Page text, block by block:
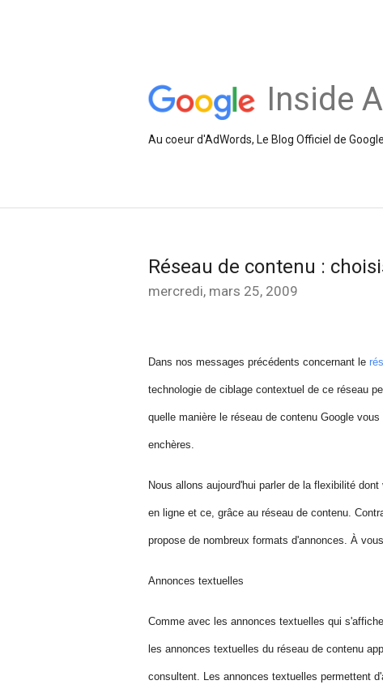
Inside
Au coeur d'AdWords, Le Blog Officiel de
Réseau de contenu :
mercredi, mars 25, 2009
Dans nos messages précédents concernant le
technologie de ciblage contextuel de ce réseau
quelle manière le réseau de contenu Google
enchères.
Nous allons aujourd'hui parler de la flexibilité
en ligne et ce, grâce au réseau de contenu.
propose de nombreux formats d'annonces. À
Annonces textuelles
Comme avec les annonces textuelles qui
les annonces textuelles du réseau de contenu
consultent. Les annonces textuelles permettent